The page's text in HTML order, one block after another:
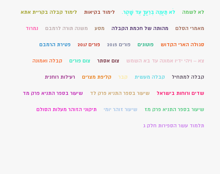
לא לשמה לֹא תַעֲנֶה בְרֵעֲךָ עֵד שָׁקֶר. לימוד בקיאות לימוד קבלה בקריית אתא
מאמרי הסלם מהותה של חכמת הקבלה מסע משנה תורה לרמבם נמרוד
סגולה הארי הקדוש פוטונים פורים 2015 פורים 2017 פטירת הרמבם
צא – ויהי ידיו אמונה עד בא השמש צום אסתר צום פורים קבלה ואמונה
קבלה למתחיל קבלה מעשית קבר קליפת מצרים רעילות רוחנית
שדים ורוחות בישראל שיעור בספר התניא פרק לד שיעור בספר התניא פרק מד
שיעור בספר התניא פרק מז שיעור זוהר יומי תיקוני הזוהר מעלות הסולם
תלמוד עשר הספירות חלק ג